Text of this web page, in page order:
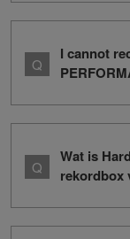
I cannot
Wat is
rekordbox